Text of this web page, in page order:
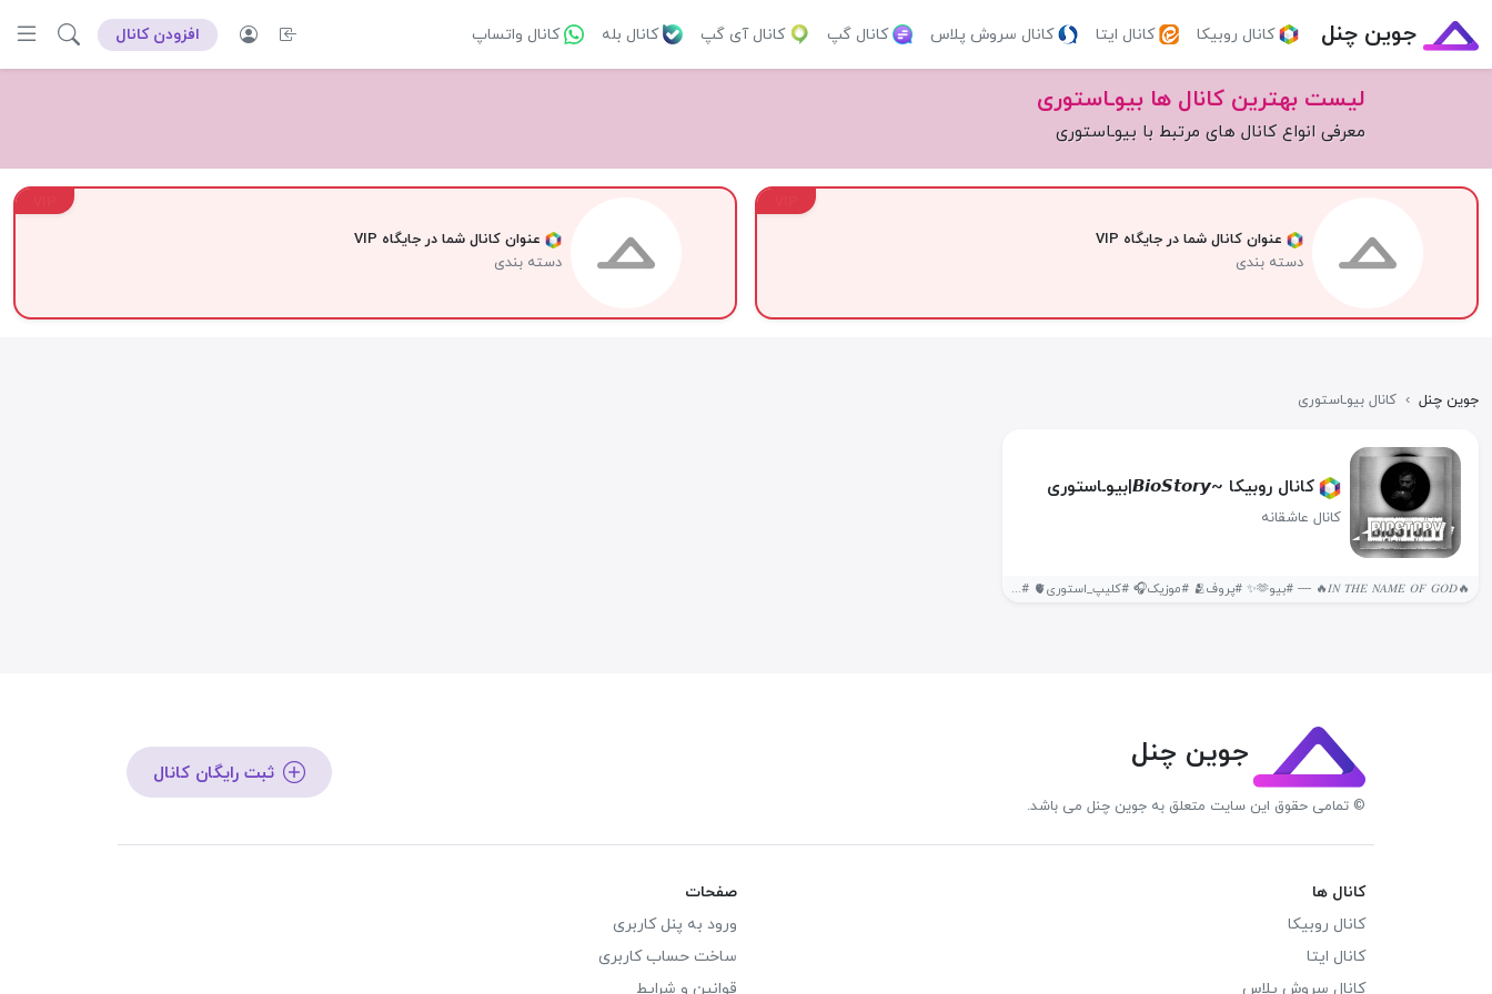
جوین چنل کانال روبیکا کانال ایتا کانال سروش پلاس کانال گپ کانال آی گپ کانال بله کانال واتساپ افزودن کانال
لیست بهترین کانال ها بیوـاستوری
معرفی انواع کانال های مرتبط با بیوـاستوری
عنوان کانال شما در جایگاه VIP
دسته بندی
عنوان کانال شما در جایگاه VIP
دسته بندی
جوین چنل › کانال بیوـاستوری
کانال روبیکا ~𝘽𝙞𝙤𝙎𝙩𝙤𝙧𝙮|بیوـاستوری
کانال عاشقانه
🔥𝐼𝑁 𝑇𝐻𝐸 𝑁𝐴𝑀𝐸 𝑂𝐹 𝐺𝑂𝐷🔥‌ ---- #بیو🫶✨ #پروف🫂 #موزیک🎧 #کلیپ_استوری🫀 #انگیزشی🌚 #بیوگرافی🫠...
جوین چنل
© تمامی حقوق این سایت متعلق به جوین چنل می باشد.
ثبت رایگان کانال
کانال ها
کانال روبیکا
کانال ایتا
کانال سروش پلاس
صفحات
ورود به پنل کاربری
ساخت حساب کاربری
قوانین و شرایط